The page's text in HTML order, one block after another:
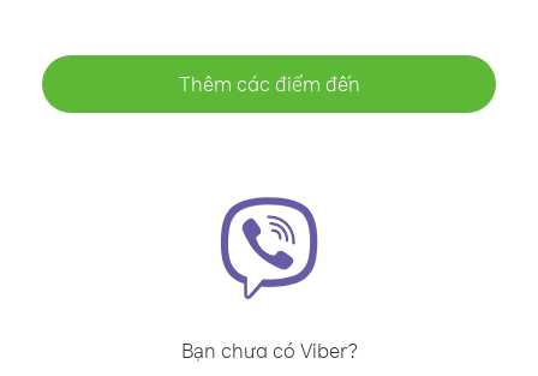
Thêm các điểm đến
Bạn chưa có Viber?